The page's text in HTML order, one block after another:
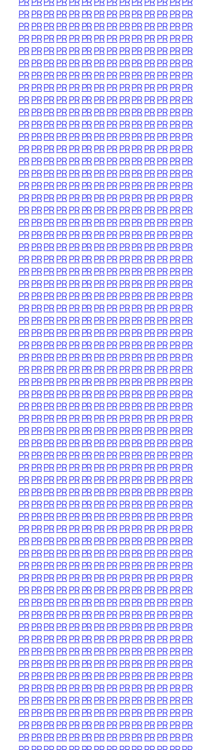
PRPRPRPRPR PRPRPRPRPRPRPR PRPR
PRPRPRPRPR PRPRPRPRPRPRPR PRPR
PRPRPRPRPR PRPRPRPRPRPRPR PRPR
PRPRPRPRPR PRPRPRPRPRPRPR PRPR
PRPRPRPRPR PRPRPRPRPRPRPR PRPR
PRPRPRPRPR PRPRPRPRPRPRPR PRPR
PRPRPRPRPR PRPRPRPRPRPRPR PRPR
PRPRPRPRPR PRPRPRPRPRPRPR PRPR
PRPRPRPRPR PRPRPRPRPRPRPR PRPR
PRPRPRPRPR PRPRPRPRPRPRPR PRPR
PRPRPRPRPR PRPRPRPRPRPRPR PRPR
PRPRPRPRPR PRPRPRPRPRPRPR PRPR
PRPRPRPRPR PRPRPRPRPRPRPR PRPR
PRPRPRPRPR PRPRPRPRPRPRPR PRPR
PRPRPRPRPR PRPRPRPRPRPRPR PRPR
PRPRPRPRPR PRPRPRPRPRPRPR PRPR
PRPRPRPRPR PRPRPRPRPRPRPR PRPR
PRPRPRPRPR PRPRPRPRPRPRPR PRPR
PRPRPRPRPR PRPRPRPRPRPRPR PRPR
PRPRPRPRPR PRPRPRPRPRPRPR PRPR
PRPRPRPRPR PRPRPRPRPRPRPR PRPR
PRPRPRPRPR PRPRPRPRPRPRPR PRPR
PRPRPRPRPR PRPRPRPRPRPRPR PRPR
PRPRPRPRPR PRPRPRPRPRPRPR PRPR
PRPRPRPRPR PRPRPRPRPRPRPR PRPR
PRPRPRPRPR PRPRPRPRPRPRPR PRPR
PRPRPRPRPR PRPRPRPRPRPRPR PRPR
PRPRPRPRPR PRPRPRPRPRPRPR PRPR
PRPRPRPRPR PRPRPRPRPRPRPR PRPR
PRPRPRPRPR PRPRPRPRPRPRPR PRPR
PRPRPRPRPR PRPRPRPRPRPRPR PRPR
PRPRPRPRPR PRPRPRPRPRPRPR PRPR
PRPRPRPRPR PRPRPRPRPRPRPR PRPR
PRPRPRPRPR PRPRPRPRPRPRPR PRPR
PRPRPRPRPR PRPRPRPRPRPRPR PRPR
PRPRPRPRPR PRPRPRPRPRPRPR PRPR
PRPRPRPRPR PRPRPRPRPRPRPR PRPR
PRPRPRPRPR PRPRPRPRPRPRPR PRPR
PRPRPRPRPR PRPRPRPRPRPRPR PRPR
PRPRPRPRPR PRPRPRPRPRPRPR PRPR
PRPRPRPRPR PRPRPRPRPRPRPR PRPR
PRPRPRPRPR PRPRPRPRPRPRPR PRPR
PRPRPRPRPR PRPRPRPRPRPRPR PRPR
PRPRPRPRPR PRPRPRPRPRPRPR PRPR
PRPRPRPRPR PRPRPRPRPRPRPR PRPR
PRPRPRPRPR PRPRPRPRPRPRPR PRPR
PRPRPRPRPR PRPRPRPRPRPRPR PRPR
PRPRPRPRPR PRPRPRPRPRPRPR PRPR
PRPRPRPRPR PRPRPRPRPRPRPR PRPR
PRPRPRPRPR PRPRPRPRPRPRPR PRPR
PRPRPRPRPR PRPRPRPRPRPRPR PRPR
PRPRPRPRPR PRPRPRPRPRPRPR PRPR
PRPRPRPRPR PRPRPRPRPRPRPR PRPR
PRPRPRPRPR PRPRPRPRPRPRPR PRPR
PRPRPRPRPR PRPRPRPRPRPRPR PRPR
PRPRPRPRPR PRPRPRPRPRPRPR PRPR
PRPRPRPRPR PRPRPRPRPRPRPR PRPR
PRPRPRPRPR PRPRPRPRPRPRPR PRPR
PRPRPRPRPR PRPRPRPRPRPRPR PRPR
PRPRPRPRPR PRPRPRPRPRPRPR PRPR